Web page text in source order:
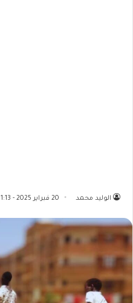
الوليد محمد 20 فبراير 2025 - 1:13 صباحًا